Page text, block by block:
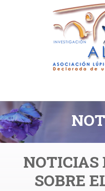
NOTICIAS
SOBRE